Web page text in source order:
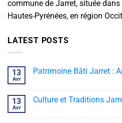
commune de Jarret, située
Hautes-Pyrénées, en région
LATEST POSTS
13
Avr
Patrimoine Bâti Jarret :
13
Avr
Culture et Traditions